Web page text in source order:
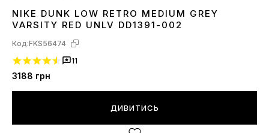
44
NIKE DUNK LOW RETRO MEDIUM GREY
VARSITY RED UNLV DD1391-002
Код:FKS56474
11
3188 грн
ДИВИТИСЬ